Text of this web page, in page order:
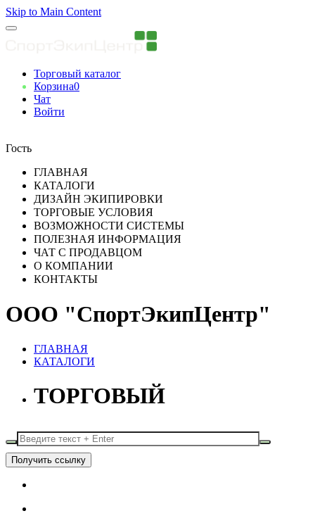
Skip to Main Content
Торговый каталог
Корзина0
Чат
Войти
Гость
ГЛАВНАЯ
КАТАЛОГИ
ДИЗАЙН ЭКИПИРОВКИ
ТОРГОВЫЕ УСЛОВИЯ
ВОЗМОЖНОСТИ СИСТЕМЫ
ПОЛЕЗНАЯ ИНФОРМАЦИЯ
ЧАТ С ПРОДАВЦОМ
О КОМПАНИИ
КОНТАКТЫ
ООО "СпортЭкипЦентр"
ГЛАВНАЯ
КАТАЛОГИ
ТОРГОВЫЙ
Получить ссылку